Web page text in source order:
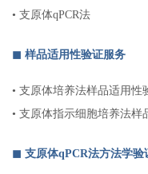
• 支原体qPCR法
◼︎ 样品适用性验证服务
• 支原体培养法样品适用性
• 支原体指示细胞培养法样
◼︎ 支原体qPCR法方法学验